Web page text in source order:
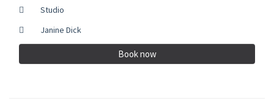
Studio
Janine Dick
Book now